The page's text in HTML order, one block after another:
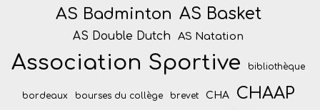
AS Badminton AS Basket
AS Double Dutch AS Natation
Association Sportive bibliothèque
bordeaux bourses du collège brevet CHA CHAAP